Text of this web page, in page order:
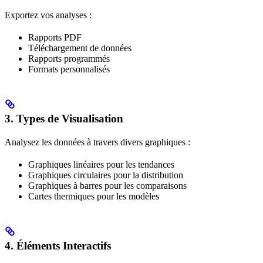
Exportez vos analyses :
Rapports PDF
Téléchargement de données
Rapports programmés
Formats personnalisés
3. Types de Visualisation
Analysez les données à travers divers graphiques :
Graphiques linéaires pour les tendances
Graphiques circulaires pour la distribution
Graphiques à barres pour les comparaisons
Cartes thermiques pour les modèles
4. Éléments Interactifs